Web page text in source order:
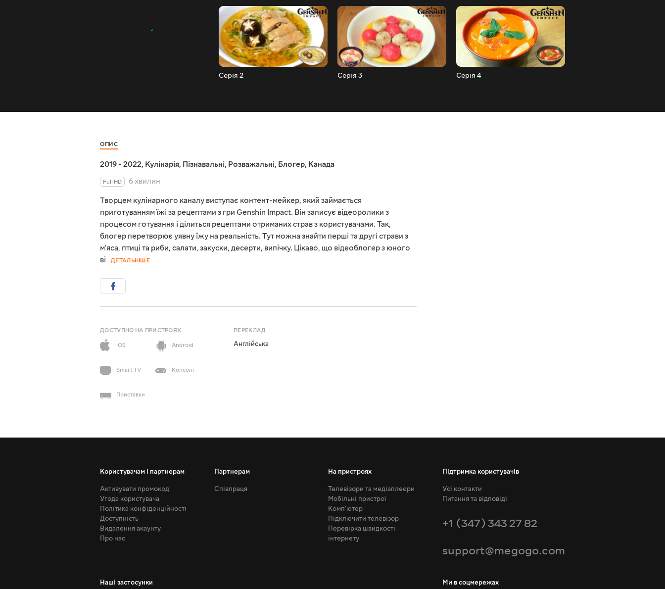
Серія 2 Серія 3 Серія 4
ОПИС
2019 - 2022, Кулінарія, Пізнавальні, Розважальні, Блогер, Канада
Full HD
6 хвилин
Творцем кулінарного каналу виступає контент-мейкер, який займається
приготуванням їжі за рецептами з гри Genshin Impact. Він записує відеоролики з
процесом готування і ділиться рецептами отриманих страв з користувачами. Так,
блогер перетворює уявну їжу на реальність. Тут можна знайти перші та другі страви з
м'яса, птиці та риби, салати, закуски, десерти, випічку. Цікаво, що відеоблогер з юного
ві
ДЕТАЛЬНІШЕ
ДОСТУПНО НА ПРИСТРОЯХ
iOS
Android
Smart TV Консолі
Приставки
ПЕРЕКЛАД
Англійська
Користувачам і партнерам
Активувати промокод
Угода користувача
Політика конфіденційності
Доступність
Видалення акаунту
Про нас
Партнерам
Співпраця
На пристроях
Телевізори та медіаплеєри
Мобільні пристрої
Комп'ютер
Підключити телевізор
Перевірка швидкості
інтернету
Підтримка користувачів
Усі контакти
Питання та відповіді
+1 (347) 343 27 82
support@megogo.com
Наші застосунки Ми в соцмережах